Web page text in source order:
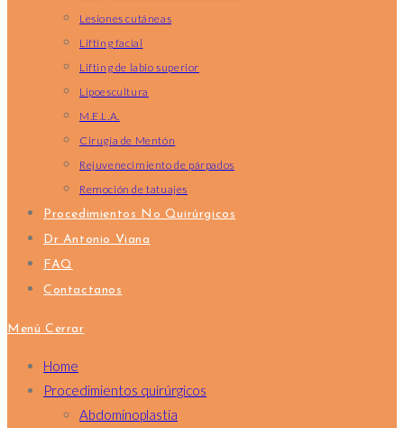
Lesiones cutáneas
Lifting facial
Lifting de labio superior
Lipoescultura
M.E.L.A.
Cirugía de Mentón
Rejuvenecimiento de párpados
Remoción de tatuajes
Procedimientos No Quirúrgicos
Dr Antonio Viana
FAQ
Contactanos
Menú Cerrar
Home
Procedimientos quirúrgicos
Abdominoplastía